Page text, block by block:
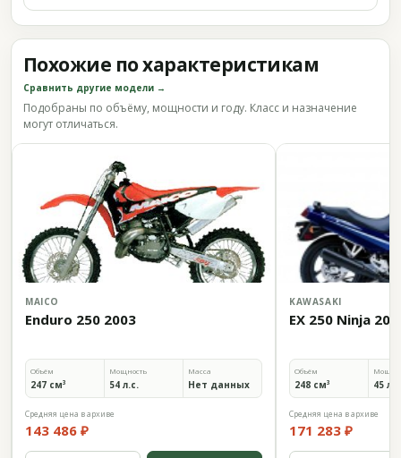
Похожие по характеристикам
Сравнить другие модели →
Подобраны по объёму, мощности и году. Класс и назначение
могут отличаться.
MAICO
Enduro 250 2003
Объём
247 см³
Мощность
54 л.с.
Масса
Нет данных
Средняя цена в архиве
143 486 ₽
KAWASAKI
EX 250 Ninja
Объём
248 см³ 45
Средняя цена в архиве
171 283 ₽